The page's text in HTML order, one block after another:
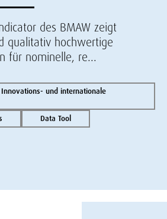
des BMAW zeigt
qualitativ hochwertige
für nominelle, re...
und internationale
Data Tool